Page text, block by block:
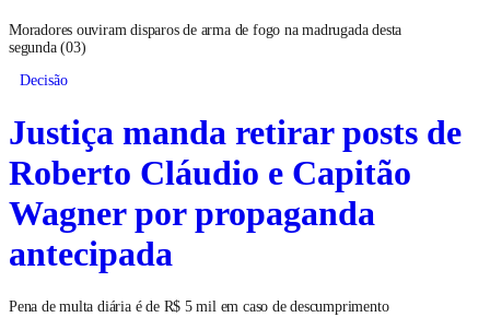
Moradores ouviram disparos de arma de fogo na madrugada desta
segunda (03)
Decisão
Justiça manda retirar posts de
Roberto Cláudio e Capitão
Wagner por propaganda
antecipada
Pena de multa diária é de R$ 5 mil em caso de descumprimento